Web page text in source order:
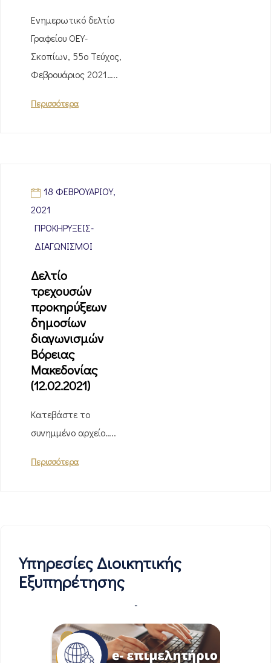
Ενημερωτικό δελτίο
Γραφείου ΟΕΥ-
Σκοπίων, 55ο Τεύχος,
Φεβρουάριος 2021…..
Περισσότερα
18 ΦΕΒΡΟΥΑΡΊΟΥ,
2021
ΠΡΟΚΗΡΎΞΕΙΣ-
ΔΙΑΓΩΝΙΣΜΟΊ
Δελτίο
τρεχουσών
προκηρύξεων
δημοσίων
διαγωνισμών
Βόρειας
Μακεδονίας
(12.02.2021)
Κατεβάστε το
συνημμένο αρχείο…..
Περισσότερα
Υπηρεσίες Διοικητικής
Εξυπηρέτησης
-